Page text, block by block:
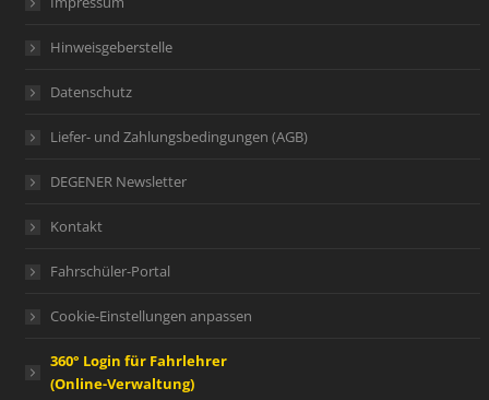
Hinweisgeberstelle
Datenschutz
Liefer- und Zahlungsbedingungen (AGB)
DEGENER Newsletter
Kontakt
Fahrschüler-Portal
Cookie-Einstellungen anpassen
360° Login für Fahrlehrer
(Online-Verwaltung)